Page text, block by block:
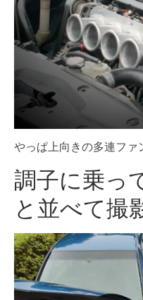
やっぱ上向きの多連ファ
調子に乗っ
と並べて撮